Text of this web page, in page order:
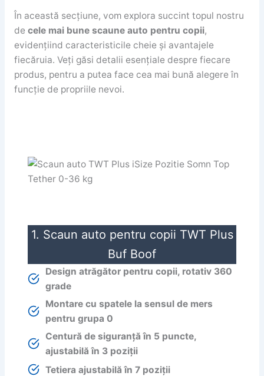
În această secțiune, vom explora succint topul nostru
de cele mai bune scaune auto pentru copii,
evidențiind caracteristicile cheie și avantajele
fiecăruia. Veți găsi detalii esențiale despre fiecare
produs, pentru a putea face cea mai bună alegere în
funcție de propriile nevoi.
1. Scaun auto pentru copii TWT Plus
Buf Boof
Design atrăgător pentru copii, rotativ 360
grade
Montare cu spatele la sensul de mers
pentru grupa 0
Centură de siguranță în 5 puncte,
ajustabilă în 3 poziții
Tetiera ajustabilă în 7 poziții